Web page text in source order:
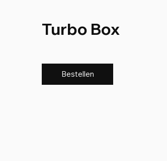
Turbo Box
Bestellen